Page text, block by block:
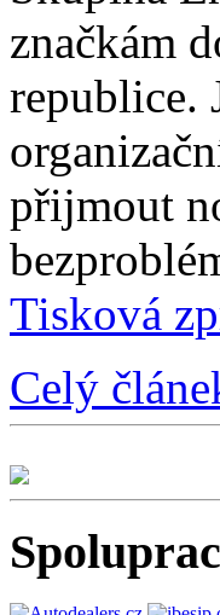
značkám
republice.
přijmout
Tisková
Celý